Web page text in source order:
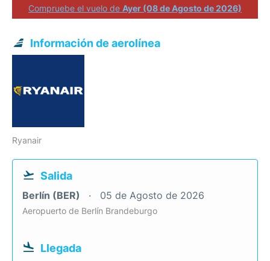
Compruebe el vuelo de Ayer (08 de Agosto de 2026)
Información de aerolínea
Ryanair
Salida
Berlín (BER) 05 de Agosto de 2026
Aeropuerto de Berlín Brandeburgo
Llegada